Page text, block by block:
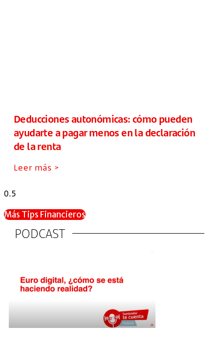
Deducciones autonómicas: cómo pueden
ayudarte a pagar menos en la declaración
de la renta
Leer más >
Más Tips Financieros
PODCAST